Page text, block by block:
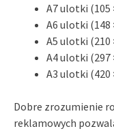
A7 ulotki (105
A6 ulotki (148
A5 ulotki (210
A4 ulotki (297
A3 ulotki (420
Dobre zrozumienie
reklamowych